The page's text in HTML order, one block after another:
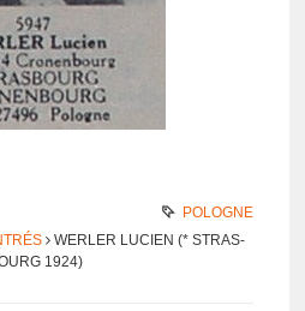
POLOGNE
WERLER LUCIEN (* STRAS­
1924)